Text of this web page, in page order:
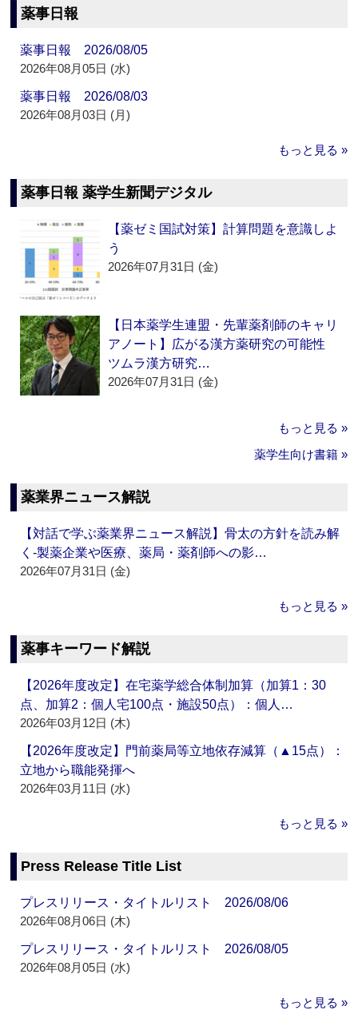
薬事日報
薬事日報 2026/08/05
2026年08月05日 (水)
薬事日報 2026/08/03
2026年08月03日 (月)
もっと見る »
薬事日報 薬学生新聞デジタル
【薬ゼミ国試対策】計算問題を意識しよ
う
2026年07月31日 (金)
【日本薬学生連盟・先輩薬剤師のキャリ
アノート】広がる漢方薬研究の可能性
ツムラ漢方研究…
2026年07月31日 (金)
もっと見る »
薬学生向け書籍 »
薬業界ニュース解説
【対話で学ぶ薬業界ニュース解説】骨太の方針を読み解
く‐製薬企業や医療、薬局・薬剤師への影…
2026年07月31日 (金)
もっと見る »
薬事キーワード解説
【2026年度改定】在宅薬学総合体制加算（加算1：30
点、加算2：個人宅100点・施設50点）：個人…
2026年03月12日 (木)
【2026年度改定】門前薬局等立地依存減算（▲15点）：
立地から職能発揮へ
2026年03月11日 (水)
もっと見る »
Press Release Title List
プレスリリース・タイトルリスト 2026/08/06
2026年08月06日 (木)
プレスリリース・タイトルリスト 2026/08/05
2026年08月05日 (水)
もっと見る »